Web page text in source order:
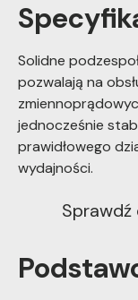
Solidne
pozwalają na
jednocześnie
prawidłowego
wydajności.
Sprawdź